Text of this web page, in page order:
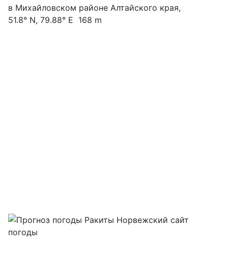
в Михайловском районе Алтайского края,
51.8° N, 79.88° E 168 m